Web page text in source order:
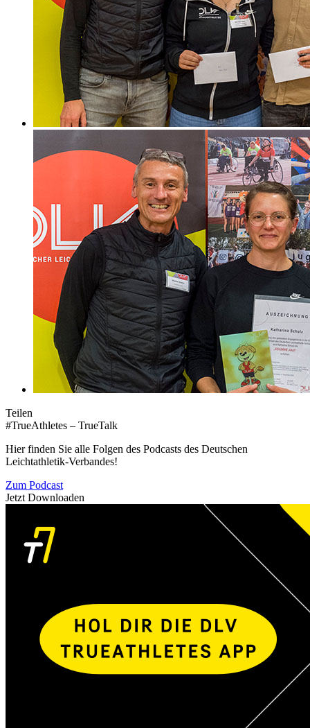
Teilen
#TrueAthletes – TrueTalk
Hier finden Sie alle Folgen des Podcasts des Deutschen
Leichtathletik-Verbandes!
Zum Podcast
Jetzt Downloaden